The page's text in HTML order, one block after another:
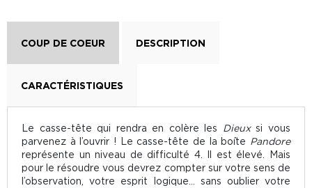
COUP DE COEUR DESCRIPTION
CARACTÉRISTIQUES
Le casse-tête qui rendra en colère les Dieuxsi vous
parvenez à l’ouvrir ! Le casse-tête de la boîte Pandore
représente un niveau de difficulté 4. Il est élevé. Mais
pour le résoudre vous devrez compter sur votre sens de
l’observation, votre esprit logique… sans oublier votre